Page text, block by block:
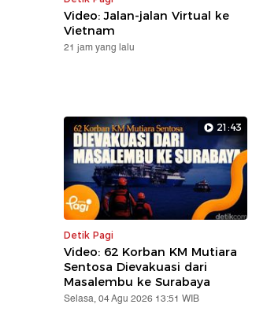
Video: Jalan-jalan Virtual ke
Vietnam
21 jam yang lalu
21:43
Detik Pagi
Video: 62 Korban KM Mutiara
Sentosa Dievakuasi dari
Masalembu ke Surabaya
Selasa, 04 Agu 2026 13:51 WIB